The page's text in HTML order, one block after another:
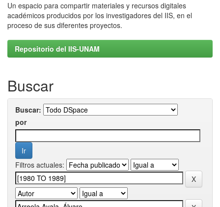
Un espacio para compartir materiales y recursos digitales
académicos producidos por los investigadores del IIS, en el
proceso de sus diferentes proyectos.
Repositorio del IIS-UNAM
Buscar
Buscar:
por
Filtros actuales: